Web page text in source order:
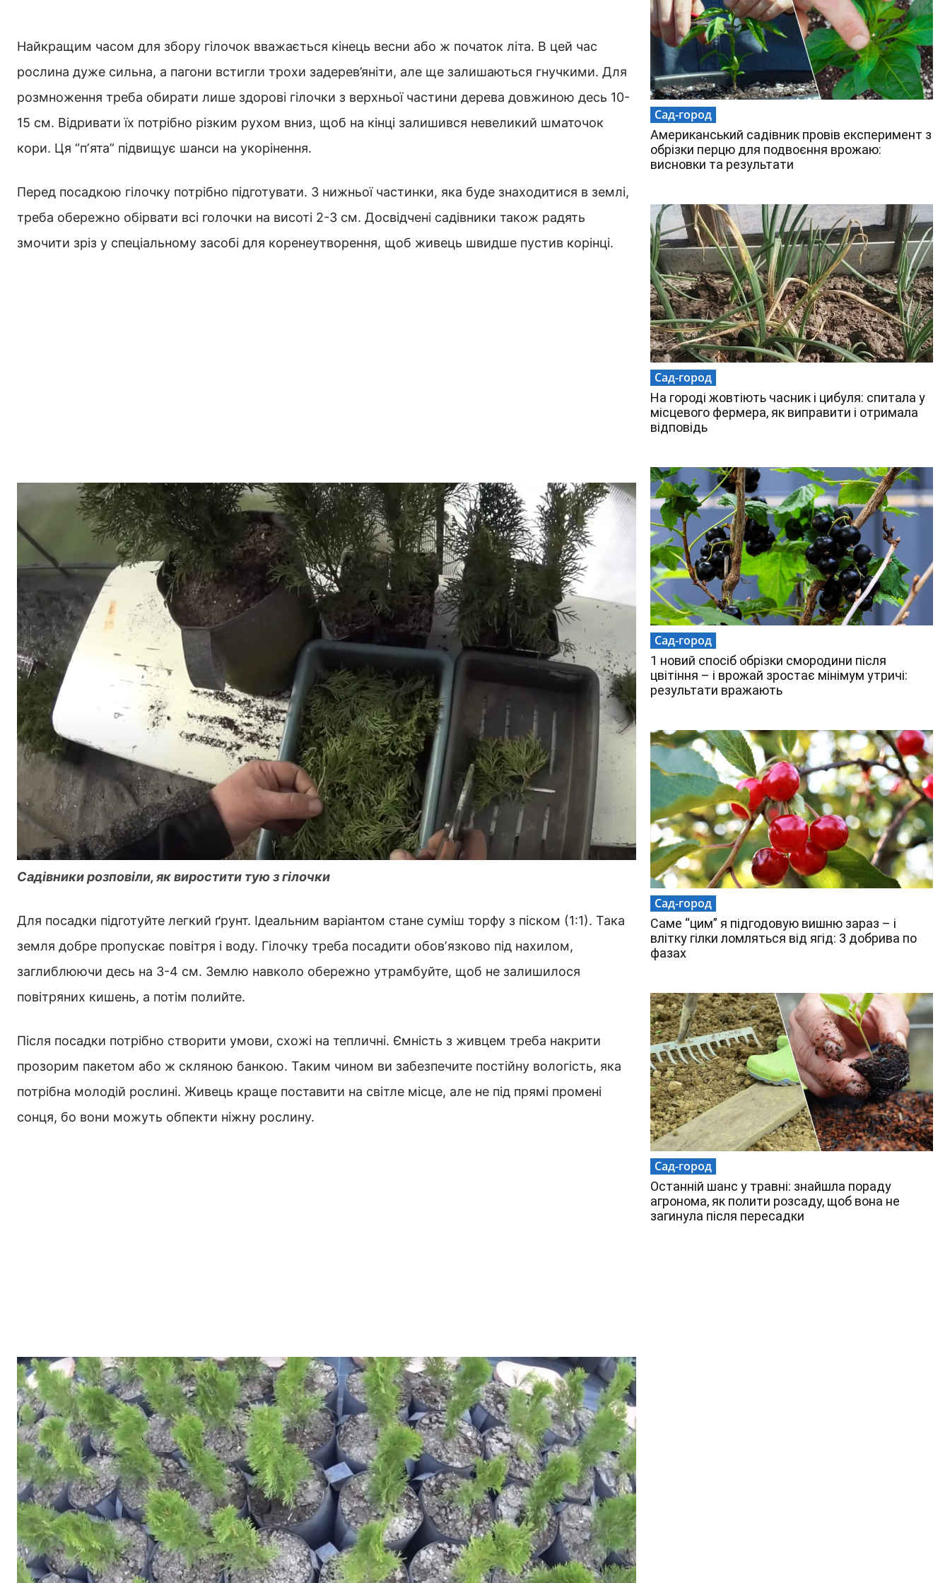
Найкращим часом для збору гілочок вважається кінець весни або ж початок літа. В цей час
рослина дуже сильна, а пагони встигли трохи задерев’яніти, але ще залишаються гнучкими. Для
розмноження треба обирати лише здорові гілочки з верхньої частини дерева довжиною десь 10-
15 см. Відривати їх потрібно різким рухом вниз, щоб на кінці залишився невеликий шматочок
кори. Ця “пʼята” підвищує шанси на укорінення.
Перед посадкою гілочку потрібно підготувати. З нижньої частинки, яка буде знаходитися в землі,
треба обережно обірвати всі голочки на висоті 2-3 см. Досвідчені садівники також радять
змочити зріз у спеціальному засобі для коренеутворення, щоб живець швидше пустив корінці.
Садівники розповіли, як виростити тую з гілочки
Для посадки підготуйте легкий ґрунт. Ідеальним варіантом стане суміш торфу з піском (1:1). Така
земля добре пропускає повітря і воду. Гілочку треба посадити обовʼязково під нахилом,
заглиблюючи десь на 3-4 см. Землю навколо обережно утрамбуйте, щоб не залишилося
повітряних кишень, а потім полийте.
Після посадки потрібно створити умови, схожі на тепличні. Ємність з живцем треба накрити
прозорим пакетом або ж скляною банкою. Таким чином ви забезпечите постійну вологість, яка
потрібна молодій рослині. Живець краще поставити на світле місце, але не під прямі промені
сонця, бо вони можуть обпекти ніжну рослину.
Сад-город
Американський садівник провів експеримент з
обрізки перцю для подвоєння врожаю:
висновки та результати
Сад-город
На городі жовтіють часник і цибуля: спитала у
місцевого фермера, як виправити і отримала
відповідь
Сад-город
1 новий спосіб обрізки смородини після
цвітіння – і врожай зростає мінімум утричі:
результати вражають
Сад-город
Саме “цим” я підгодовую вишню зараз – і
влітку гілки ломляться від ягід: 3 добрива по
фазах
Сад-город
Останній шанс у травні: знайшла пораду
агронома, як полити розсаду, щоб вона не
загинула після пересадки